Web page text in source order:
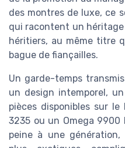
des montres de luxe, ce
qui racontent un
héritiers, au même titre
bague de fiançailles.
Un garde-temps
un design intemporel,
pièces disponibles sur
3235 ou un Omega
peine à une